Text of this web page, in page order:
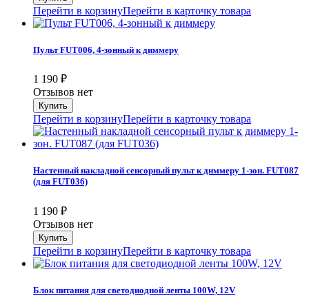
Перейти в корзинуПерейти в карточку товара
Пульт FUT006, 4-зонный к диммеру
1 190 ₽
Отзывов нет
Перейти в корзинуПерейти в карточку товара
Настенный накладной сенсорный пульт к диммеру 1-зон. FUT087
(для FUT036)
1 190 ₽
Отзывов нет
Перейти в корзинуПерейти в карточку товара
Блок питания для светодиодной ленты 100W, 12V